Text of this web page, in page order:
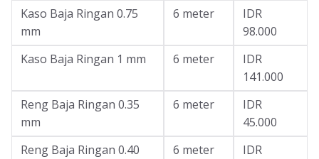
Kaso Baja Ringan 0.75
mm
6 meter
IDR
98.000
Kaso Baja Ringan 1 mm
6 meter
IDR
141.000
Reng Baja Ringan 0.35
mm
6 meter
IDR
45.000
Reng Baja Ringan 0.40
6 meter
IDR